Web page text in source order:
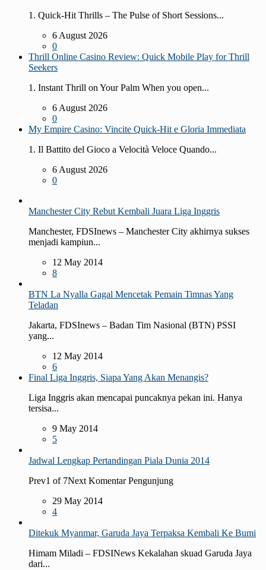
1. Quick‑Hit Thrills – The Pulse of Short Sessions...
6 August 2026
0
Thrill Online Casino Review: Quick Mobile Play for Thrill
Seekers
1. Instant Thrill on Your Palm When you open...
6 August 2026
0
My Empire Casino: Vincite Quick‑Hit e Gloria Immediata
1. Il Battito del Gioco a Velocità Veloce Quando...
6 August 2026
0
Manchester City Rebut Kembali Juara Liga Inggris
Manchester, FDSInews – Manchester City akhirnya sukses
menjadi kampiun...
12 May 2014
8
BTN La Nyalla Gagal Mencetak Pemain Timnas Yang
Teladan
Jakarta, FDSInews – Badan Tim Nasional (BTN) PSSI
yang...
12 May 2014
6
Final Liga Inggris, Siapa Yang Akan Menangis?
Liga Inggris akan mencapai puncaknya pekan ini. Hanya
tersisa...
9 May 2014
5
Jadwal Lengkap Pertandingan Piala Dunia 2014
Prev1 of 7Next Komentar Pengunjung
29 May 2014
4
Ditekuk Myanmar, Garuda Jaya Terpaksa Kembali Ke Bumi
Himam Miladi – FDSINews Kekalahan skuad Garuda Jaya
dari...